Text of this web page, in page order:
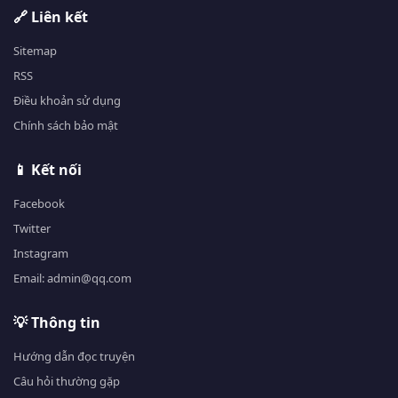
🔗 Liên kết
Sitemap
RSS
Điều khoản sử dụng
Chính sách bảo mật
📱 Kết nối
Facebook
Twitter
Instagram
Email: admin@qq.com
💡 Thông tin
Hướng dẫn đọc truyện
Câu hỏi thường gặp